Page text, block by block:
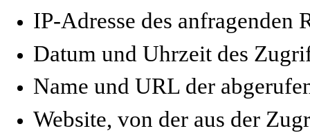
IP-Adresse des anfragenden
Datum und Uhrzeit des
Name und URL der
Website, von der aus der